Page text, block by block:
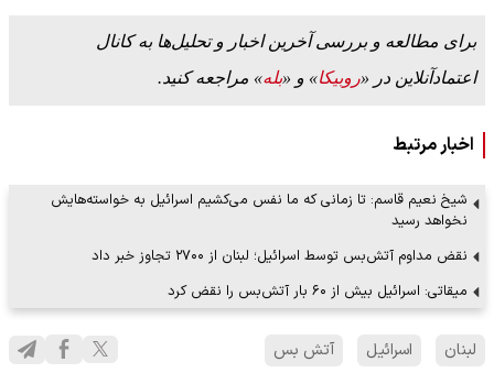
برای مطالعه و بررسی آخرین اخبار و تحلیل‌ها به کانال
اعتمادآنلاین در «روبیکا» و «بله» مراجعه کنید.
اخبار مرتبط
شیخ نعیم قاسم: تا زمانی که ما نفس می‌کشیم اسرائیل به خواسته‌هایش
نخواهد رسید
نقض مداوم آتش‌بس توسط اسرائیل؛ لبنان از ۲۷۰۰ تجاوز خبر داد
میقاتی: اسرائیل بیش از ۶۰ بار آتش‌بس را نقض کرد
لبنان اسرائیل آتش بس